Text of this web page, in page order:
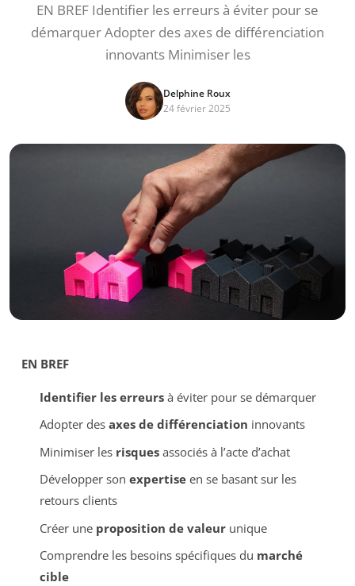
EN BREF Identifier les erreurs à éviter pour se
démarquer Adopter des axes de différenciation
innovants Minimiser les
Delphine Roux
24 février 2025
EN BREF
Identifier les erreursà éviter pour se démarquer
Adopter des axes de différenciation innovants
Minimiser les risquesassociés à l’acte d’achat
Développer son expertiseen se basant sur les
retours clients
Créer une proposition de valeurunique
Comprendre les besoins spécifiques du marché
cible